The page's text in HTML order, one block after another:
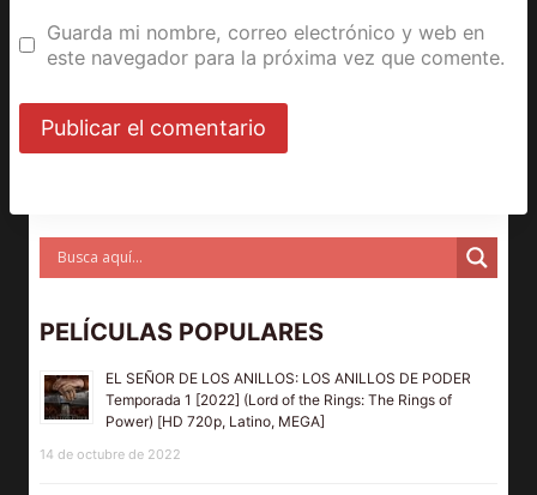
Guarda mi nombre, correo electrónico y web en
este navegador para la próxima vez que comente.
PELÍCULAS POPULARES
EL SEÑOR DE LOS ANILLOS: LOS ANILLOS DE PODER
Temporada 1 [2022] (Lord of the Rings: The Rings of
Power) [HD 720p, Latino, MEGA]
14 de octubre de 2022